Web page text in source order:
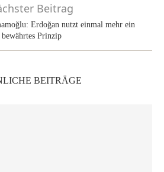
Beitrag
Erdoğan nutzt einmal mehr ein
bewährtes Prinzip
BEITRÄGE